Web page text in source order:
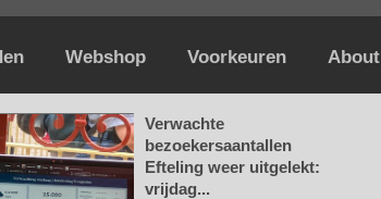
Webshop Voorkeuren About
Verwachte
bezoekersaantallen
Efteling weer uitgelekt:
vrijdag...